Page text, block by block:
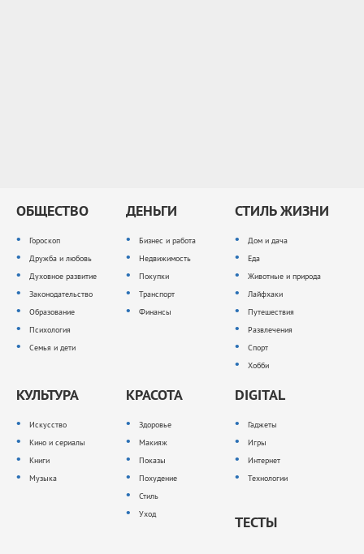
ОБЩЕСТВО
Гороскоп
Дружба и любовь
Духовное развитие
Законодательство
Образование
Психология
Семья и дети
ДЕНЬГИ
Бизнес и работа
Недвижимость
Покупки
Транспорт
Финансы
СТИЛЬ ЖИЗНИ
Дом и дача
Еда
Животные и природа
Лайфхаки
Путешествия
Развлечения
Спорт
Хобби
КУЛЬТУРА
Искусство
Кино и сериалы
Книги
Музыка
КРАСОТА
Здоровье
Макияж
Показы
Похудение
Стиль
Уход
DIGITAL
Гаджеты
Игры
Интернет
Технологии
ТЕСТЫ